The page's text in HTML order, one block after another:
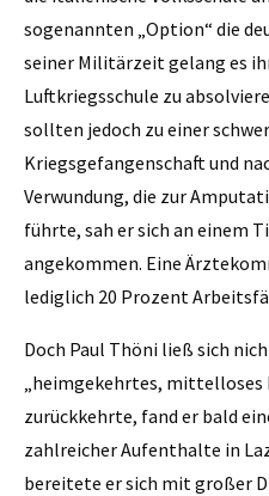
sogenannten „Option“ die
seiner Militärzeit gelang es
Luftkriegsschule zu
sollten jedoch zu einer
Kriegsgefangenschaft und
Verwundung, die zur
führte, sah er sich an einem
angekommen. Eine
lediglich 20 Prozent
Doch Paul Thöni ließ sich
„heimgekehrtes,
zurückkehrte, fand er bald
zahlreicher Aufenthalte in
bereitete er sich mit großer